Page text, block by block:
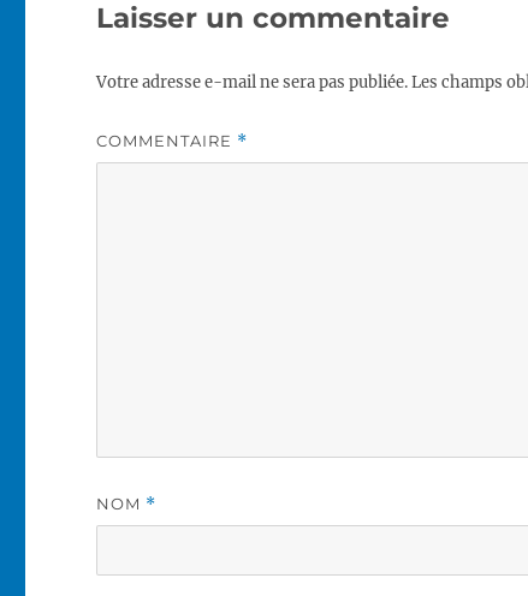
Laisser un commentaire
Votre adresse e-mail ne sera pas publiée.Les champs
COMMENTAIRE *
NOM *